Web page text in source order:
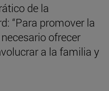
de la
“Para promover la
ofrecer
a la familia y